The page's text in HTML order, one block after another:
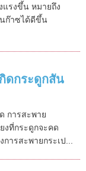
รงขึ้น หมายถึง
ก๊าซได้ดีขึ้น
ดกระดูกสัน
การสะพาย
งที่กระดูกจะคด
ารสะพายกระเป...